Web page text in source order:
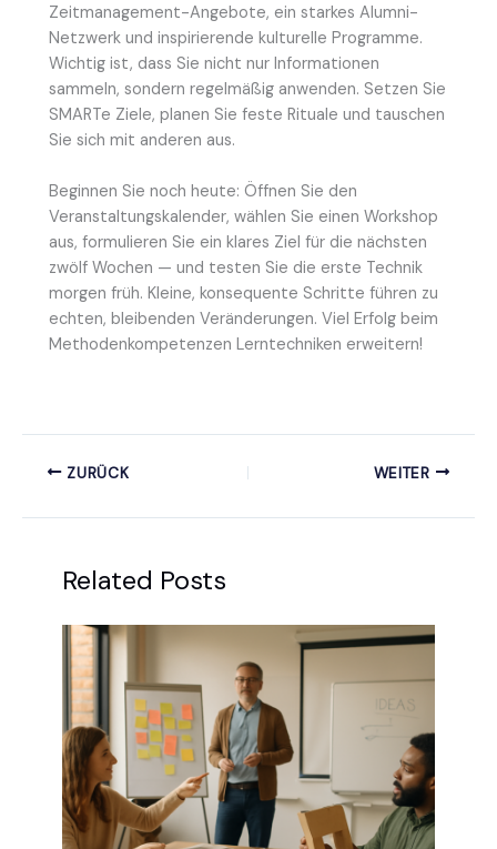
Zeitmanagement-Angebote, ein starkes Alumni-
Netzwerk und inspirierende kulturelle Programme.
Wichtig ist, dass Sie nicht nur Informationen
sammeln, sondern regelmäßig anwenden. Setzen Sie
SMARTe Ziele, planen Sie feste Rituale und tauschen
Sie sich mit anderen aus.
Beginnen Sie noch heute: Öffnen Sie den
Veranstaltungskalender, wählen Sie einen Workshop
aus, formulieren Sie ein klares Ziel für die nächsten
zwölf Wochen — und testen Sie die erste Technik
morgen früh. Kleine, konsequente Schritte führen zu
echten, bleibenden Veränderungen. Viel Erfolg beim
Methodenkompetenzen Lerntechniken erweitern!
ZURÜCK WEITER
Related Posts